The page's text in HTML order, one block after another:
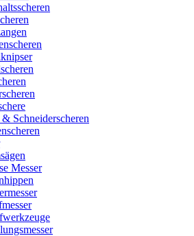
Schneiderscheren
Messer